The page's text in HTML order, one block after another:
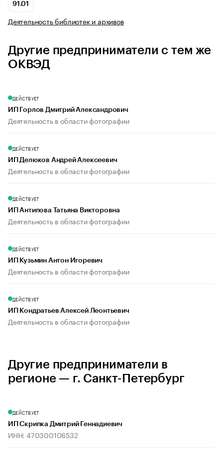
91.01
Деятельность библиотек и архивов
Другие предприниматели с тем же
ОКВЭД
ДЕЙСТВУЕТ
ИП Горлов Дмитрий Александрович
Деятельность в области фотографии
ДЕЙСТВУЕТ
ИП Делюков Андрей Алексеевич
Деятельность в области фотографии
ДЕЙСТВУЕТ
ИП Антипова Татьяна Викторовна
Деятельность в области фотографии
ДЕЙСТВУЕТ
ИП Кузьмин Антон Игоревич
Деятельность в области фотографии
ДЕЙСТВУЕТ
ИП Кондратьев Алексей Леонтьевич
Деятельность в области фотографии
Другие предприниматели в
регионе — г. Санкт-Петербург
ДЕЙСТВУЕТ
ИП Скрипка Дмитрий Геннадиевич
ИНН: 470300106532